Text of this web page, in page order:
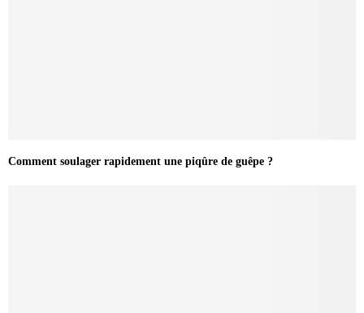
Comment soulager rapidement une piqûre de guêpe ?